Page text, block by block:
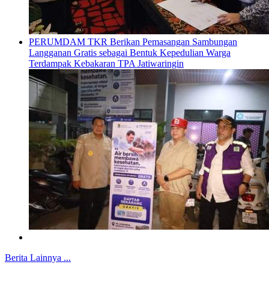
PERUMDAM TKR Berikan Pemasangan Sambungan
Langganan Gratis sebagai Bentuk Kepedulian Warga
Terdampak Kebakaran TPA Jatiwaringin
Berita Lainnya ...